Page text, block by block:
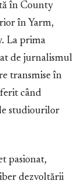
în County
în Yarm,
La prima
de jurnalismul
transmise în
când
studiourilor
pasionat,
dezvoltării